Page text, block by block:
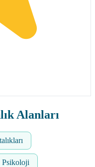
Alanları
Psikoloji